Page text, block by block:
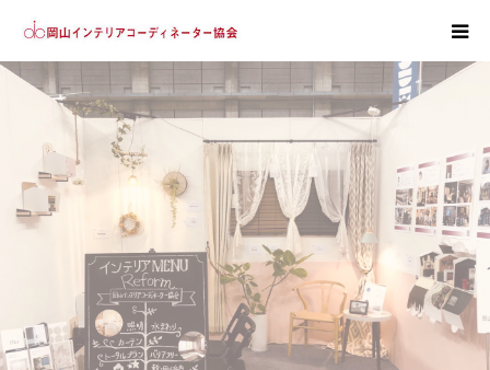
ホーム
協会紹介
会員紹介
入会案内